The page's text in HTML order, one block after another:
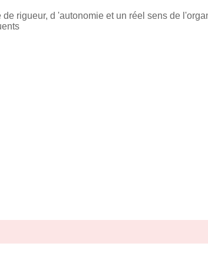
rigueur, d 'autonomie et un réel sens de